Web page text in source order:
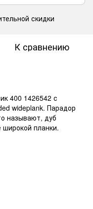
скидки
К сравнению
400 1426542 с
wideplank. Парадор
называют, дуб
планки.